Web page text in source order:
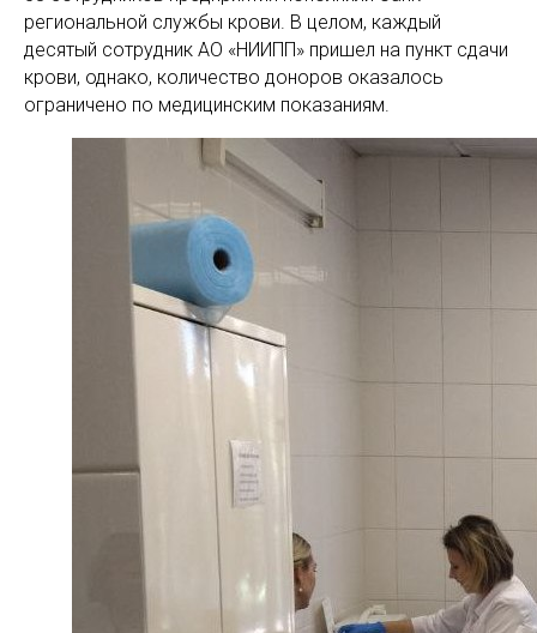
региональной службы крови. В целом, каждый
десятый сотрудник АО «НИИПП» пришел на пункт сдачи
крови, однако, количество доноров оказалось
ограничено по медицинским показаниям.